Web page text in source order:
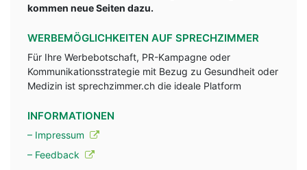
kommen neue Seiten dazu.
WERBEMÖGLICHKEITEN AUF SPRECHZIMMER
Für Ihre Werbebotschaft, PR-Kampagne oder
Kommunikationsstrategie mit Bezug zu Gesundheit oder
Medizin ist sprechzimmer.ch die ideale Platform
INFORMATIONEN
– Impressum
– Feedback